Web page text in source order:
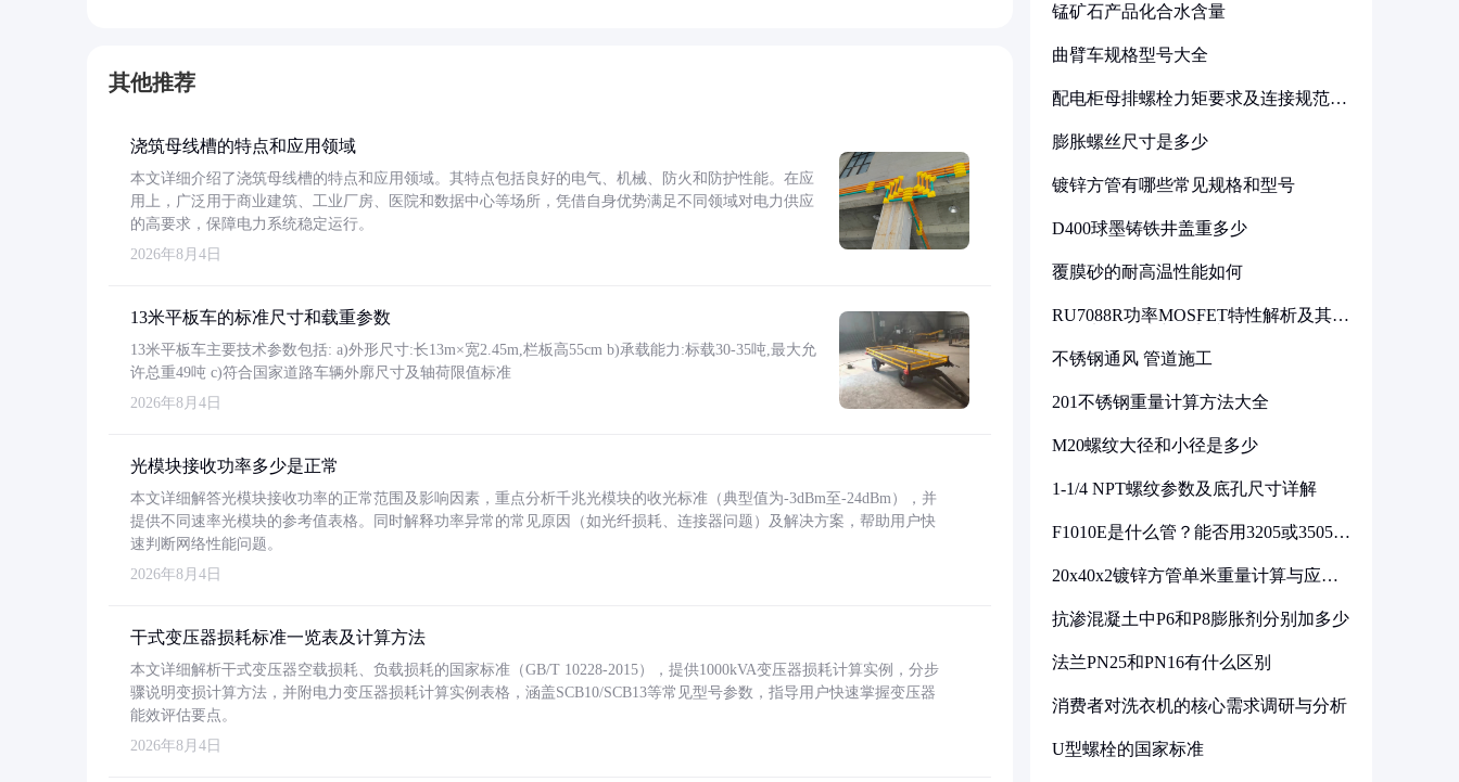
其他推荐
浇筑母线槽的特点和应用领域
本文详细介绍了浇筑母线槽的特点和应用领域。其特点包括良好的电气、机械、防火和防护性能。在应
用上，广泛用于商业建筑、工业厂房、医院和数据中心等场所，凭借自身优势满足不同领域对电力供应
的高要求，保障电力系统稳定运行。
2026年8月4日
13米平板车的标准尺寸和载重参数
13米平板车主要技术参数包括: a)外形尺寸:长13m×宽2.45m,栏板高55cm b)承载能力:标载30-35吨,最大允
许总重49吨 c)符合国家道路车辆外廓尺寸及轴荷限值标准
2026年8月4日
光模块接收功率多少是正常
本文详细解答光模块接收功率的正常范围及影响因素，重点分析千兆光模块的收光标准（典型值为-3dBm至-24dBm），并
提供不同速率光模块的参考值表格。同时解释功率异常的常见原因（如光纤损耗、连接器问题）及解决方案，帮助用户快
速判断网络性能问题。
2026年8月4日
干式变压器损耗标准一览表及计算方法
本文详细解析干式变压器空载损耗、负载损耗的国家标准（GB/T 10228-2015），提供1000kVA变压器损耗计算实例，分步
骤说明变损计算方法，并附电力变压器损耗计算实例表格，涵盖SCB10/SCB13等常见型号参数，指导用户快速掌握变压器
能效评估要点。
2026年8月4日
锰矿石产品化合水含量
曲臂车规格型号大全
配电柜母排螺栓力矩要求及连接规范详
膨胀螺丝尺寸是多少
镀锌方管有哪些常见规格和型号
D400球墨铸铁井盖重多少
覆膜砂的耐高温性能如何
RU7088R功率MOSFET特性解析及其在
不锈钢通风 管道施工
201不锈钢重量计算方法大全
M20螺纹大径和小径是多少
1-1/4 NPT螺纹参数及底孔尺寸详解
F1010E是什么管？能否用3205或3505代
20x40x2镀锌方管单米重量计算与应用
抗渗混凝土中P6和P8膨胀剂分别加多少
法兰PN25和PN16有什么区别
消费者对洗衣机的核心需求调研与分析
U型螺栓的国家标准